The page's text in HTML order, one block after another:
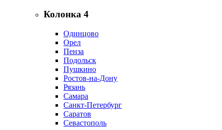
Колонка 4
Одинцово
Орел
Пенза
Подольск
Пушкино
Ростов-на-Дону
Рязань
Самара
Санкт-Петербург
Саратов
Севастополь